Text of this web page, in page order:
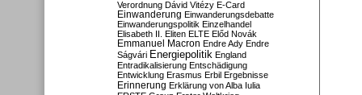
Verordnung Dávid Vitézy E-Card
Einwanderung Einwanderungsdebatte
Einwanderungspolitik Einzelhandel
Elisabeth II. Eliten ELTE Előd Novák
Emmanuel Macron Endre Ady Endre
Ságvári Energiepolitik England
Entradikalisierung Entschädigung
Entwicklung Erasmus Erbil Ergebnisse
Erinnerung Erklärung von Alba Iulia